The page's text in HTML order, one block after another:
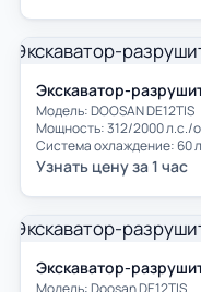
Экскаватор-
Модель: DOOSAN DE12TIS
Мощность: 312/2000 л.с./
Система охлаждение: 60
Узнать цену за 1 час
Экскаватор-
Модель: Doosan DE12TIS